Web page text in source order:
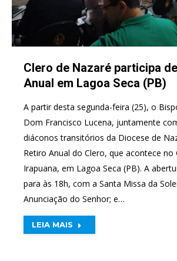
Clero de Nazaré participa
Anual em Lagoa Seca (PB)
A partir desta segunda-feira (25), o
Dom Francisco Lucena, juntamente
diáconos transitórios da Diocese de
Retiro Anual do Clero, que acontece no
Irapuana, em Lagoa Seca (PB). A
para às 18h, com a Santa Missa da
Anunciação do Senhor; e…
LEIA MAIS